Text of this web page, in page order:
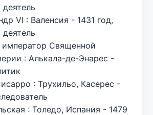
VI : Валенсия - 1431 год,
Священной
: Алькала-де-Энарес -
: Трухильо, Касерес -
: Толедо, Испания - 1479